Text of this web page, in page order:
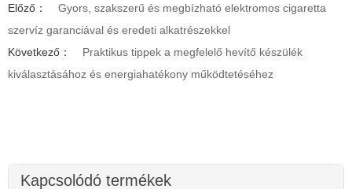
Előző：
Gyors, szakszerű és megbízható elektromos cigaretta
szervíz garanciával és eredeti alkatrészekkel
Következő：
Praktikus tippek a megfelelő hevítő készülék
kiválasztásához és energiahatékony működtetéséhez
Kapcsolódó termékek